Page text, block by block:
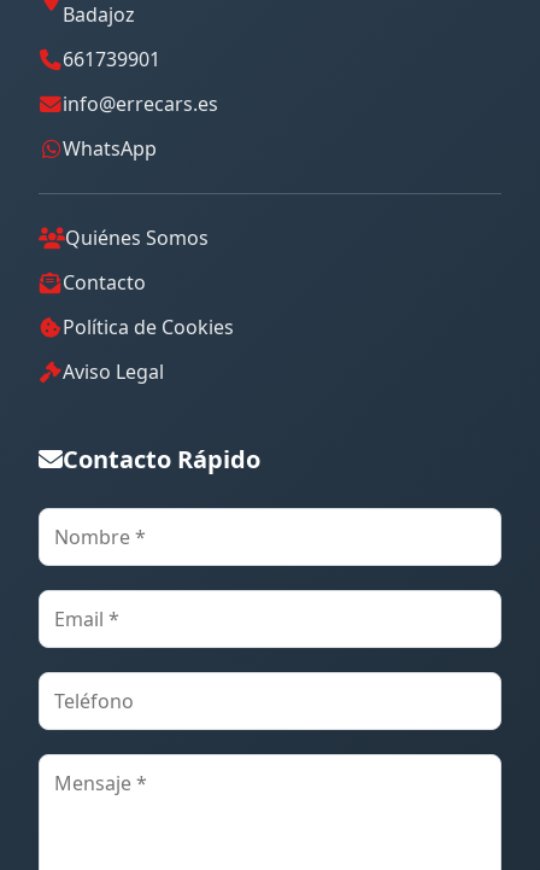
Badajoz
661739901
info@errecars.es
WhatsApp
Quiénes Somos
Contacto
Política de Cookies
Aviso Legal
Contacto Rápido